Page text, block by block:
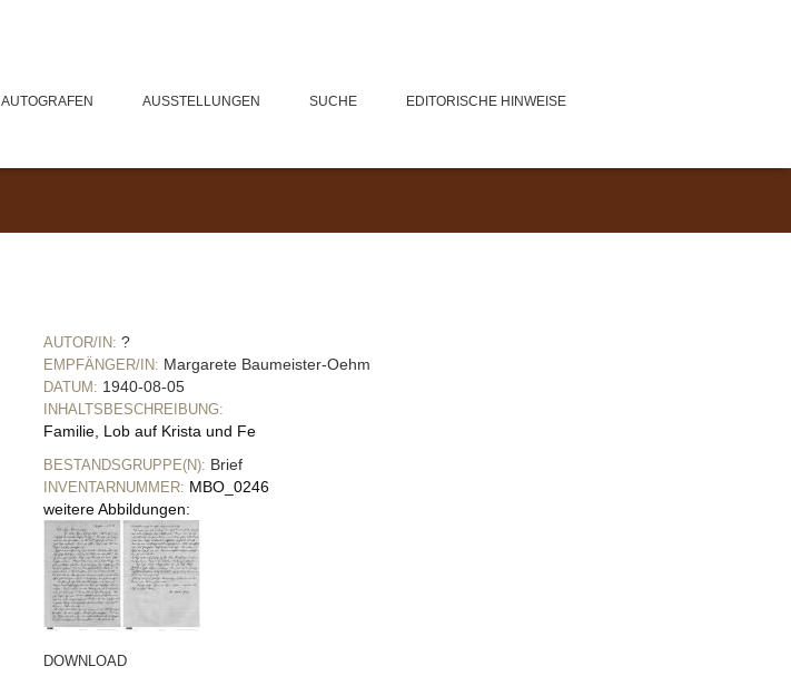
AUTOGRAFEN AUSSTELLUNGEN SUCHE EDITORISCHE HINWEISE
AUTOR/IN: ?
EMPFÄNGER/IN: Margarete Baumeister-Oehm
DATUM: 1940-08-05
INHALTSBESCHREIBUNG:
Familie, Lob auf Krista und Fe
BESTANDSGRUPPE(N): Brief
INVENTARNUMMER: MBO_0246
weitere Abbildungen:
DOWNLOAD